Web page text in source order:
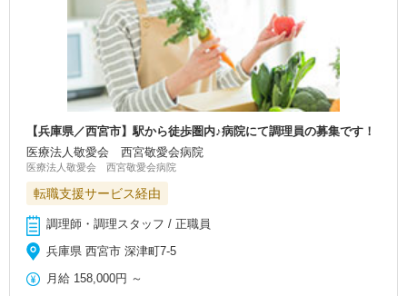
【兵庫県／西宮市】駅から徒歩圏内♪病院にて調理員の募集です！
医療法人敬愛会 西宮敬愛会病院
医療法人敬愛会 西宮敬愛会病院
転職支援サービス経由
調理師・調理スタッフ / 正職員
兵庫県 西宮市 深津町7-5
月給 158,000円 ～